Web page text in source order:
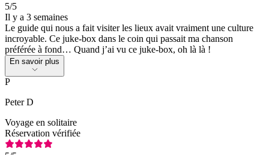
5/5
Il y a 3 semaines
Le guide qui nous a fait visiter les lieux avait vraiment une culture
incroyable. Ce juke-box dans le coin qui passait ma chanson
préférée à fond… Quand j’ai vu ce juke-box, oh là là !
En savoir plus
P
Peter D
Voyage en solitaire
Réservation vérifiée